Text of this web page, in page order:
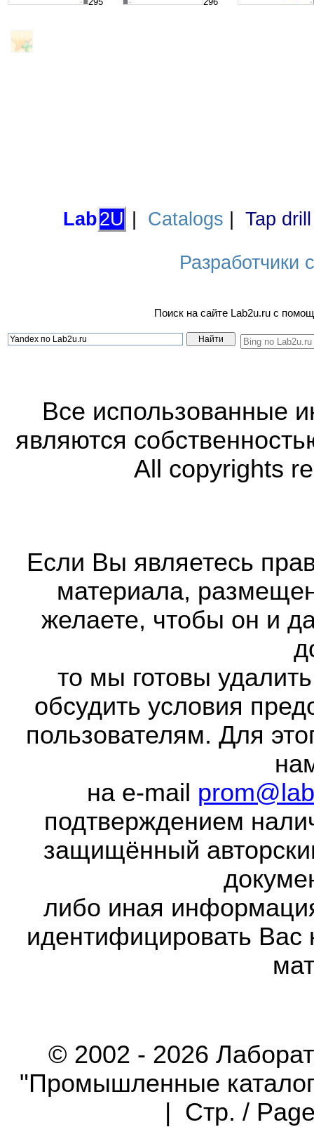
Lab2U Catalogs Tap
Разработчики
Поиск на сайте Lab2u.ru с
Все использованные
являются
All copyrights
Если Вы являетесь
материала,
желаете, чтобы он и
то мы готовы
обсудить условия
пользователям. Для
на e-mail
подтверждением
защищённый
либо иная
идентифицировать Вас
© 2002 - 2026
"Промышленные
| Стр. /